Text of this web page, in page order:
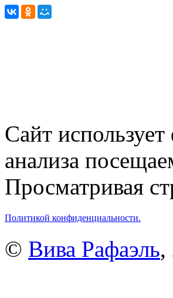
Сайт
анализа
Просматривая
Политикой конфиденциальности.
© Вива Рафаэль,